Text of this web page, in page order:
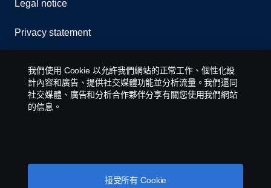
Legal notice
Privacy statement
Whistleblowing
我們使用 Cookie 以允許我們網站的正常工作、個性化設
計內容和廣告、提供社交媒體功能並分析流量。我們還同
社交媒體、廣告和分析合作夥伴分享有關您使用我們網站
的信息。
接受所有 Cookie